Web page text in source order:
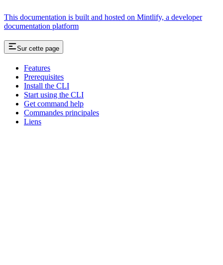
This documentation is built and hosted on Mintlify, a developer
documentation platform
Sur cette page
Features
Prerequisites
Install the CLI
Start using the CLI
Get command help
Commandes principales
Liens